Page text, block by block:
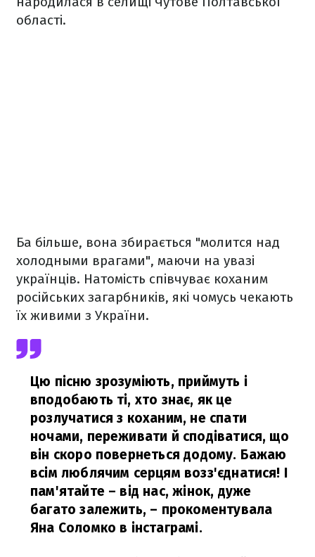
області.
Ба більше, вона збирається "молится над
холодными врагами", маючи на увазі
українців. Натомість співчуває коханим
російських загарбників, які чомусь чекають
їх живими з України.
Цю пісню зрозуміють, приймуть і
вподобають ті, хто знає, як це
розлучатися з коханим, не спати
ночами, переживати й сподіватися, що
він скоро повернеться додому. Бажаю
всім люблячим серцям возз'єднатися! І
пам'ятайте – від нас, жінок, дуже
багато залежить, – прокоментувала
Яна Соломко в інстаграмі.